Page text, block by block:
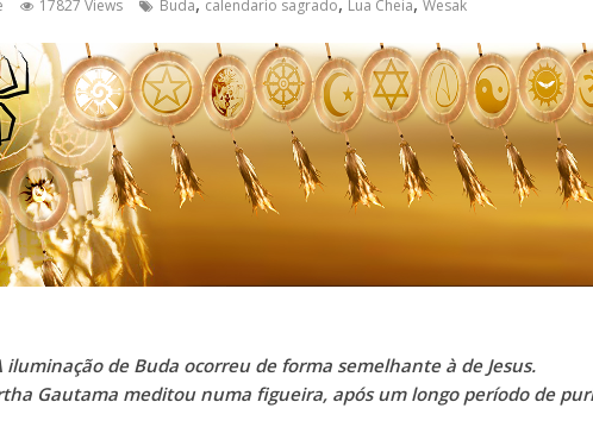
17827 Views Buda calendario sagrado Lua Cheia Wesak
iluminação de Buda ocorreu de forma semelhante à de Jesus.
Gautama meditou numa figueira, após um longo período de